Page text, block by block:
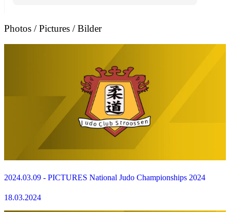
Photos / Pictures / Bilder
2024.03.09 - PICTURES National Judo Championships 2024
18.03.2024